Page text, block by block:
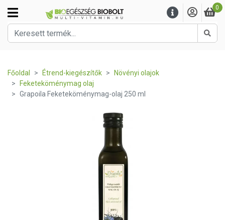
0
Főoldal Étrend-kiegészítők
Növényi olajok
Feketeköménymag olaj
Grapoila Feketeköménymag-olaj 250 ml